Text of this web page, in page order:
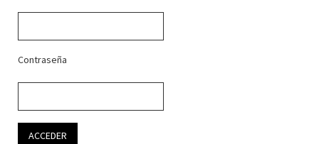
Contraseña